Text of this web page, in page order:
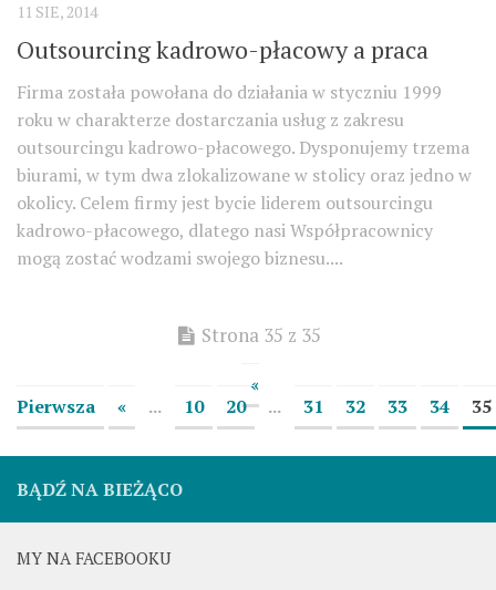
11 SIE, 2014
Outsourcing kadrowo-płacowy a praca
Firma została powołana do działania w styczniu 1999
roku w charakterze dostarczania usług z zakresu
outsourcingu kadrowo-płacowego. Dysponujemy trzema
biurami, w tym dwa zlokalizowane w stolicy oraz jedno w
okolicy. Celem firmy jest bycie liderem outsourcingu
kadrowo-płacowego, dlatego nasi Współpracownicy
mogą zostać wodzami swojego biznesu....
Strona 35 z 35
«
Pierwsza
« ... 10 20 ... 31 32 33 34 35
BĄDŹ NA BIEŻĄCO
MY NA FACEBOOKU